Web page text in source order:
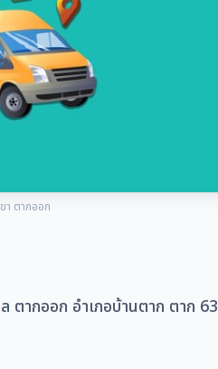
า ตากออก
ากออก อำเภอบ้านตาก ตาก